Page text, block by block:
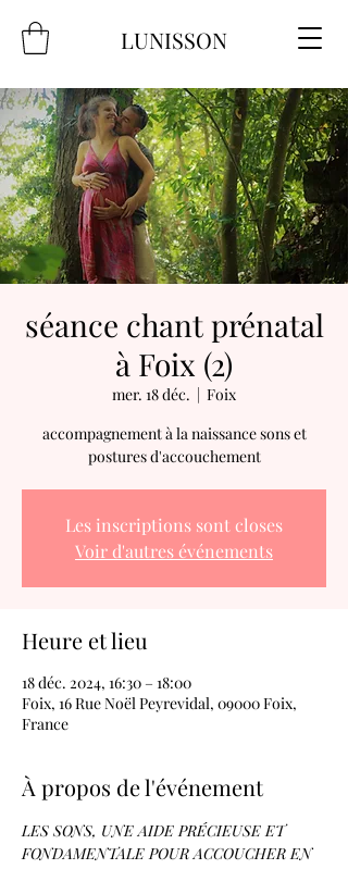
LUNISSON
séance chant prénatal
à Foix (2)
mer. 18 déc.
  |
Foix
accompagnement à la naissance sons et
postures d'accouchement
Les inscriptions sont closes
Voir d'autres événements
Heure et lieu
18 déc. 2024, 16:30 – 18:00
Foix, 16 Rue Noël Peyrevidal, 09000 Foix,
France
À propos de l'événement
LES SONS, UNE AIDE PRÉCIEUSE ET
FONDAMENTALE POUR ACCOUCHER EN